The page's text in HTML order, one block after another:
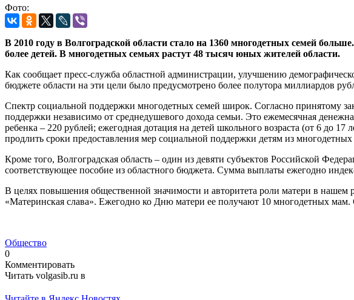
Фото:
В 2010 году в Волгоградской области стало на 1360 многодетных семей
более детей. В многодетных семьях растут 48 тысяч юных жителей области.
Как сообщает пресс-служба областной администрации, улучшению
бюджете области на эти цели было предусмотрено более полутора миллиардов
Спектр социальной поддержки многодетных семей широк. Согласно принятому
поддержки независимо от среднедушевого дохода семьи. Это ежемесячная
ребенка – 220 рублей; ежегодная дотация на детей школьного возраста (от 6 до
продлить сроки предоставления мер социальной поддержки детям из
Кроме того, Волгоградская область – один из девяти субъектов Российской
соответствующее пособие из областного бюджета. Сумма выплаты ежегодно
В целях повышения общественной значимости и авторитета роли матери в нашем
«Материнская слава». Ежегодно ко Дню матери ее получают 10 многодетных мам.
Общество
0
Комментировать
Читать volgasib.ru в